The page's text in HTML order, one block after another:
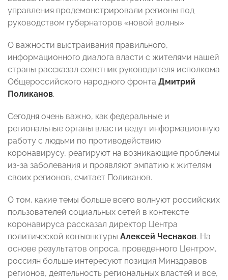
управления продемонстрировали регионы под
руководством губернаторов «новой волны».
О важности выстраивания правильного,
информационного диалога власти с жителями нашей
страны рассказал советник руководителя исполкома
Общероссийского народного фронта Дмитрий
Поликанов.
Сегодня очень важно, как федеральные и
региональные органы власти ведут информационную
работу с людьми по противодействию
коронавирусу, реагируют на возникающие проблемы
из-за заболевания и проявляют эмпатию к жителям
своих регионов, считает Поликанов.
О том, какие темы больше всего волнуют российских
пользователей социальных сетей в контексте
коронавируса рассказал директор Центра
политической конъюнктуры Алексей Чеснаков. На
основе результатов опроса, проведенного Центром,
россиян больше интересуют позиция Минздравов
регионов, деятельность региональных властей и все,